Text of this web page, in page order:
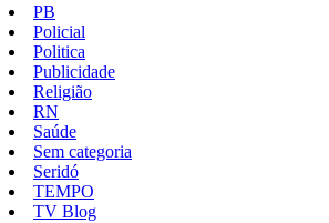
PB
Policial
Politica
Publicidade
Religião
RN
Saúde
Sem categoria
Seridó
TEMPO
TV Blog